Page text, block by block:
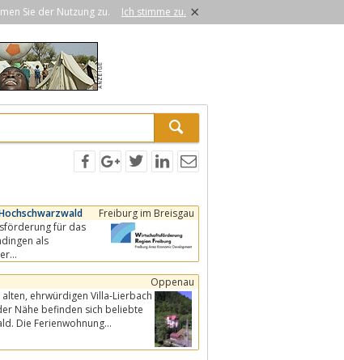
Sie der Nutzung zu. Ich stimme zu. ×
Freiburg im Breisgau
für das
als
Oppenau
Die Ferienwohnung...